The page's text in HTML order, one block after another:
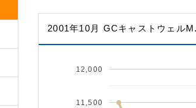
2001年10月 GCキャストウェル
11,500
12,000